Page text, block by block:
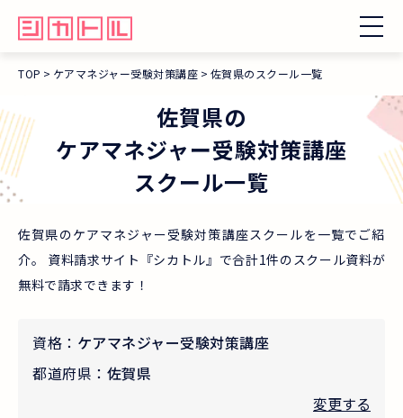
TOP ケアマネジャー受験対策講座 佐賀県のスクール一覧
佐賀県の
ケアマネジャー受験対策講座
スクール一覧
佐賀県のケアマネジャー受験対策講座スクールを一覧でご紹
介。 資料請求サイト『シカトル』で合計1件のスクール資料が
無料で請求できます！
資格： ケアマネジャー受験対策講座
都道府県： 佐賀県
変更する